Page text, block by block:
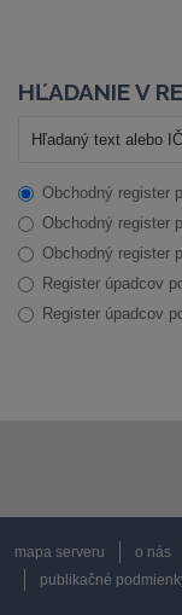
HĽADANIE V
Obchodný register
Obchodný register
Obchodný register
Register úpadcov
Register úpadcov
mapa serveru o nás
publikačné